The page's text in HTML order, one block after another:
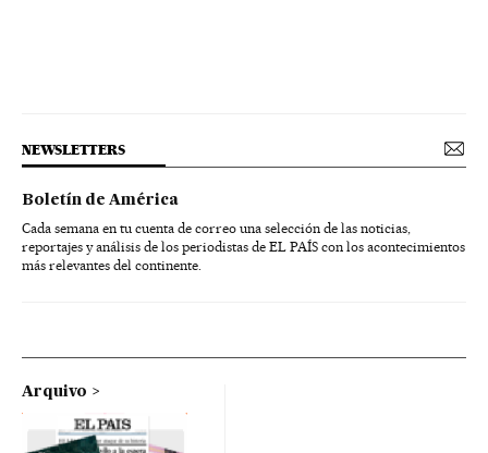
NEWSLETTERS
Boletín de América
Cada semana en tu cuenta de correo una selección de las noticias,
reportajes y análisis de los periodistas de EL PAÍS con los acontecimientos
más relevantes del continente.
Arquivo